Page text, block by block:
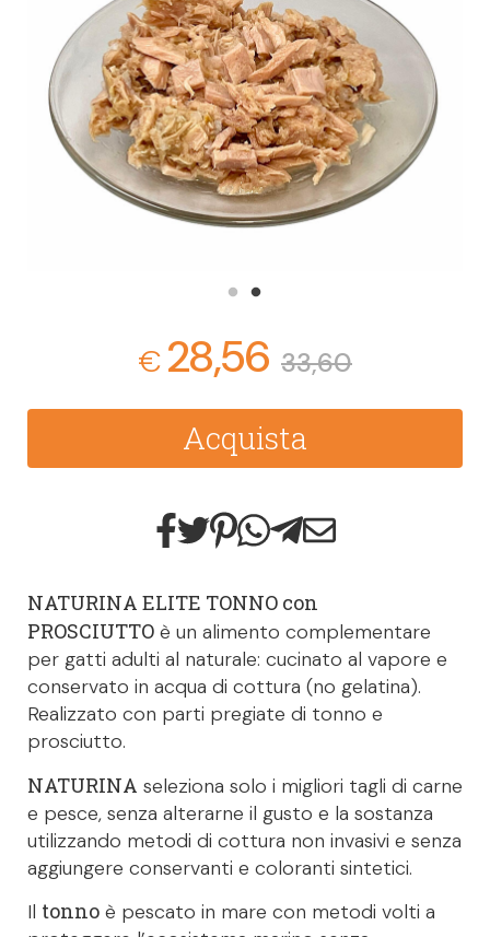
€28,56 33,60
Acquista
NATURINA ELITE TONNO con
PROSCIUTTO è un alimento complementare
per gatti adulti al naturale: cucinato al vapore e
conservato in acqua di cottura (no gelatina).
Realizzato con parti pregiate di tonno e
prosciutto.
NATURINA seleziona solo i migliori tagli di carne
e pesce, senza alterarne il gusto e la sostanza
utilizzando metodi di cottura non invasivi e senza
aggiungere conservanti e coloranti sintetici.
Il tonno è pescato in mare con metodi volti a